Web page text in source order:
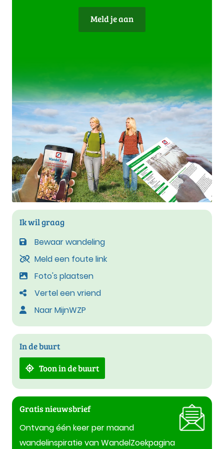
Meld je aan
Ik wil graag
Bewaar wandeling
Meld een foute link
Foto's plaatsen
Vertel een vriend
Naar MijnWZP
In de buurt
Toon in de buurt
Gratis nieuwsbrief
Ontvang één keer per maand
wandelinspiratie van WandelZoekpagina